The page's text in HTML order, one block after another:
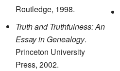
Routledge, 1998.
Truth and Truthfulness: An
Essay in Genealogy.
Princeton University
Press, 2002.